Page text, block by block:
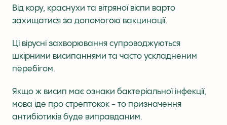
Від кору, краснухи та вітряної віспи варто
захищатися за допомогою вакцинації.
Ці вірусні захворювання супроводжуються
шкірними висипаннями та часто ускладненим
перебігом.
Якщо ж висип має ознаки бактеріальної інфекції,
мова іде про стрептокок - то призначення
антибіотиків буде виправданим.